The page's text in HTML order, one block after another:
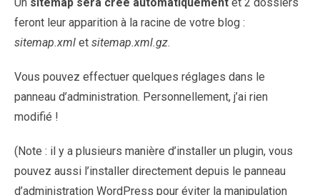
feront leur apparition à la racine de votre blog :
sitemap.xml et sitemap.xml.gz.
Vous pouvez effectuer quelques réglages dans le
panneau d’administration. Personnellement, j’ai rien
modifié !
(Note : il y a plusieurs manière d’installer un plugin, vous
pouvez aussi l’installer directement depuis le panneau
d’administration WordPress pour éviter la manipulation